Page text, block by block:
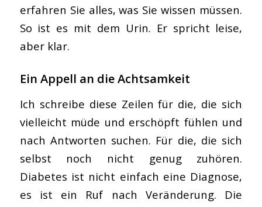
erfahren Sie alles, was Sie wissen müssen.
So ist es mit dem Urin. Er spricht leise,
aber klar.
Ein Appell an die Achtsamkeit
Ich schreibe diese Zeilen für die, die sich
vielleicht müde und erschöpft fühlen und
nach Antworten suchen. Für die, die sich
selbst noch nicht genug zuhören.
Diabetes ist nicht einfach eine Diagnose,
es ist ein Ruf nach Veränderung. Die